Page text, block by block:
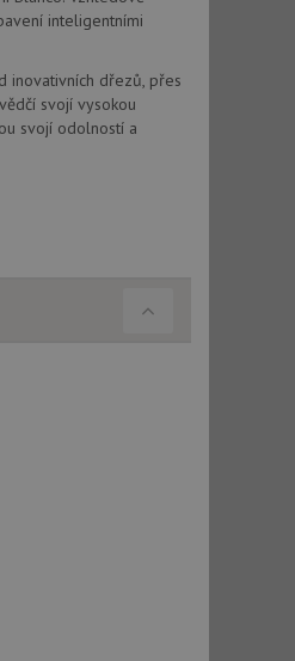
inteligentními
inovativních dřezů, přes
svojí vysokou
svojí odolností a